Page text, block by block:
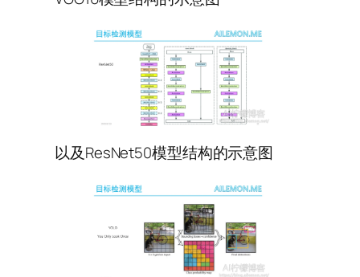
以及ResNet50模型结构的示意图